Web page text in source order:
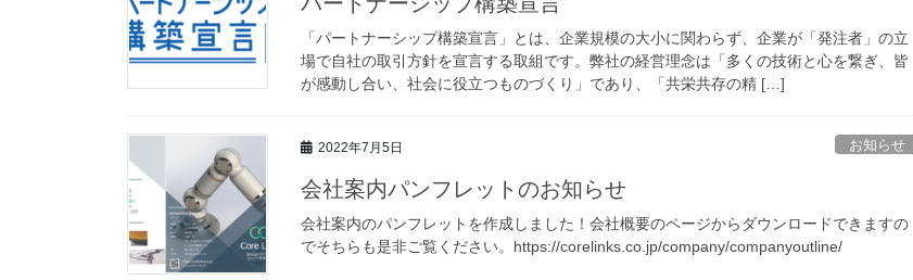
「パートナーシップ構築宣言」とは、企業規模の大小に関わらず、企業が「発注者」の立
場で自社の取引方針を宣言する取組です。弊社の経営理念は「多くの技術と心を繋ぎ、皆
が感動し合い、社会に役立つものづくり」であり、「共栄共存の精 […]
2022年7月5日 お知らせ
会社案内パンフレットのお知らせ
会社案内のパンフレットを作成しました！会社概要のページからダウンロードできますの
でそちらも是非ご覧ください。https://corelinks.co.jp/company/companyoutline/